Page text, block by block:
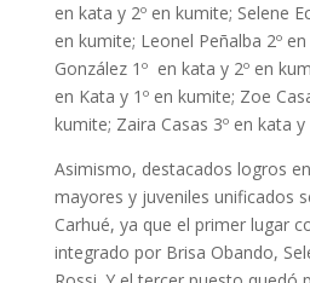
en kata y 2º en kumite; Selene
en kumite; Leonel Peñalba 2º
González 1º en kata y 2º en
en Kata y 1º en kumite; Zoe
kumite; Zaira Casas 3º en kata y
Asimismo, destacados logros
mayores y juveniles unificados
Carhué, ya que el primer lugar
integrado por Brisa Obando,